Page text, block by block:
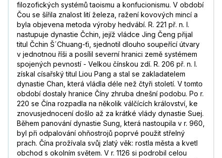
filozofických systémů taoismu a konfucionismu. V období
Čou se šířila znalost lití železa, ražení kovových mincí a
byla objevena metoda výroby hedvábí. R. 221 př. n. l.
nastupuje dynastie Čchin, jejíž vládce Jing Čeng přijal
titul Čchin Š´Chuang-ťi, sjednotil dlouho soupeřící útvary
v jednotnou říši a posílil severní hranici země systémem
spojených pevností - Velkou čínskou zdí. R. 206 př. n. l.
získal císařský titul Liou Pang a stal se zakladatelem
dynastie Chan, která vládla déle než čtyři století. V tomto
období dostaly hranice Číny zhruba dnešní podobu. Po r.
220 se Čína rozpadla na několik válčících království, ke
znovusjednocení došlo až za krátké vlády dynastie Suej.
Během panování dynastie Sung, která nastoupila v r. 960,
byl při odpalování ohňostrojů poprvé použit střelný
prach. Čína prožívala svůj zlatý věk: rostla města a kvetl
obchod s okolním světem. V r. 1126 si podrobil celou